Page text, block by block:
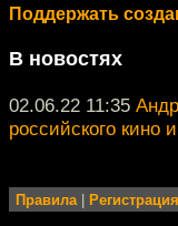
Поддержать
В новостях
02.06.22 11:35
российского кино
Правила| Регистрация